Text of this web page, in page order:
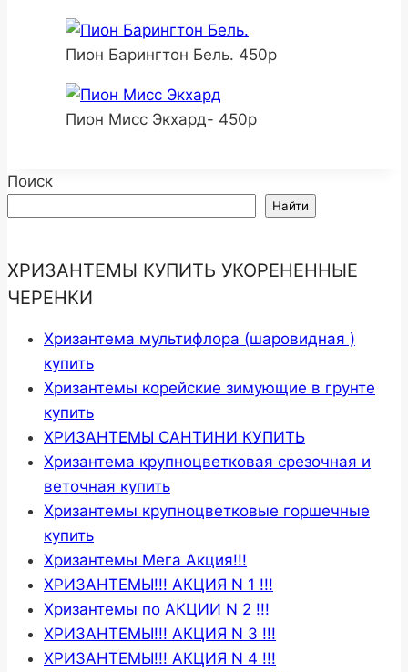
Пион Барингтон Бель. 450р
Пион Мисс Экхард- 450р
Поиск
Найти
ХРИЗАНТЕМЫ КУПИТЬ УКОРЕНЕННЫЕ
ЧЕРЕНКИ
Хризантема мультифлора (шаровидная )
купить
Хризантемы корейские зимующие в грунте
купить
ХРИЗАНТЕМЫ САНТИНИ КУПИТЬ
Хризантема крупноцветковая срезочная и
веточная купить
Хризантемы крупноцветковые горшечные
купить
Хризантемы Мега Акция!!!
ХРИЗАНТЕМЫ!!! АКЦИЯ N 1 !!!
Хризантемы по АКЦИИ N 2 !!!
ХРИЗАНТЕМЫ!!! АКЦИЯ N 3 !!!
ХРИЗАНТЕМЫ!!! АКЦИЯ N 4 !!!